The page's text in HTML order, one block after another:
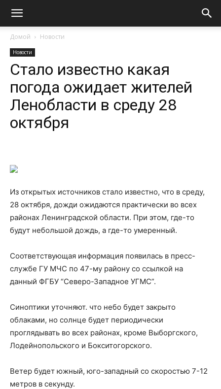
Домой Новости
Новости
Стало известно какая
погода ожидает жителей
Ленобласти в среду 28
октября
Из открытых источников стало известно, что в среду,
28 октября, дожди ожидаются практически во всех
районах Ленинградской области. При этом, где-то
будут небольшой дождь, а где-то умеренный.
Соответствующая информация появилась в пресс-
службе ГУ МЧС по 47-му району со ссылкой на
данный ФГБУ “Северо-Западное УГМС”.
Синоптики уточняют. что небо будет закрыто
облаками, но солнце будет периодически
проглядывать во всех районах, кроме Выборгского,
Лодейнопольского и Бокситогорского.
Ветер будет южный, юго-западный со скоростью 7-12
метров в секунду.